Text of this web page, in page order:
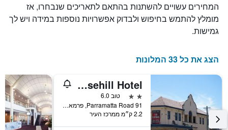
המחירים עשויים להשתנות בהתאם לתאריכים שנבחרו, אז
מומלץ להתמש בחיפוש ולבדוק אפשרויות נוספות במידה ויש לך
גמישות.
הצג את כל 33 המלונות
Rosehill Hotel
2 כוכבים
טוב 6.0
91 Parramatta Road, פרמאטה, NSW, אוסטרליה
2.2 ק״מ ממרכז העיר